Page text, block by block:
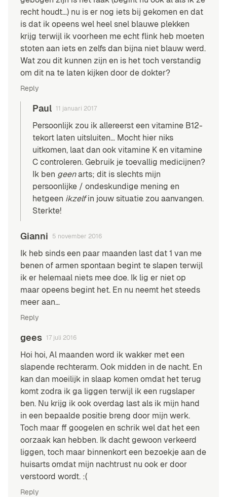
recht houdt…) nu is er nog iets bij gekomen en dat
is dat ik opeens wel heel snel blauwe plekken
krijg terwijl ik voorheen me echt flink heb moeten
stoten aan iets en zelfs dan bijna niet blauw werd.
Wat zou dit kunnen zijn en is het toch verstandig
om dit na te laten kijken door de dokter?
Reply
Paul 11 januari 2017
Persoonlijk zou ik allereerst een vitamine B12-
tekort laten uitsluiten… Mocht hier niks
uitkomen, laat dan ook vitamine K en vitamine
C controleren. Gebruik je toevallig medicijnen?
Ik ben geenarts; dit is slechts mijn
persoonlijke / ondeskundige mening en
hetgeen ikzelfin jouw situatie zou aanvangen.
Sterkte!
Gianni 5 november 2016
Ik heb sinds een paar maanden last dat 1 van me
benen of armen spontaan begint te slapen terwijl
ik er helemaal niets mee doe. Ik lig er niet op
maar opeens begint het. En nu neemt het steeds
meer aan…
Reply
gees 17 juli 2016
Hoi hoi, Al maanden word ik wakker met een
slapende rechterarm. Ook midden in de nacht. En
kan dan moeilijk in slaap komen omdat het terug
komt zodra ik ga liggen terwijl ik een rugslaper
ben. Nu krijg ik ook overdag last als ik mijn hand
in een bepaalde positie breng door mijn werk.
Toch maar ff googelen en schrik wel dat het een
oorzaak kan hebben. Ik dacht gewoon verkeerd
liggen, toch maar binnenkort een bezoekje aan de
huisarts omdat mijn nachtrust nu ook er door
verstoord wordt. :(
Reply